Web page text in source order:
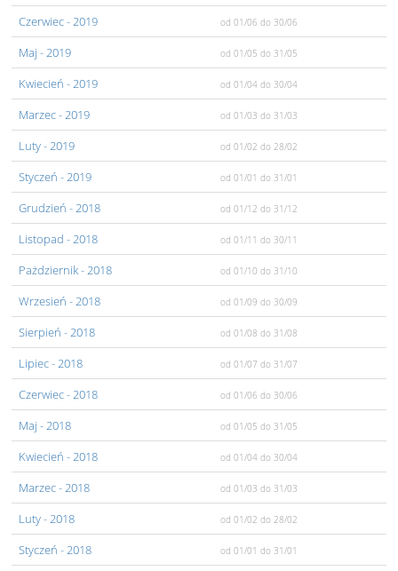
Czerwiec- 2019 od 01/06 do 30/06
Maj - 2019 od 01/05 do 31/05
Kwiecień - 2019 od 01/04 do 30/04
Marzec- 2019 od 01/03 do 31/03
Luty- 2019 od 01/02 do 28/02
Styczeń - 2019 od 01/01 do 31/01
Grudzień - 2018 od 01/12 do 31/12
Listopad - 2018 od 01/11 do 30/11
Pażdziernik- 2018 od 01/10 do 31/10
Wrzesień - 2018 od 01/09 do 30/09
Sierpień - 2018 od 01/08 do 31/08
Lipiec- 2018 od 01/07 do 31/07
Czerwiec- 2018 od 01/06 do 30/06
Maj - 2018 od 01/05 do 31/05
Kwiecień - 2018 od 01/04 do 30/04
Marzec- 2018 od 01/03 do 31/03
Luty- 2018 od 01/02 do 28/02
Styczeń - 2018 od 01/01 do 31/01